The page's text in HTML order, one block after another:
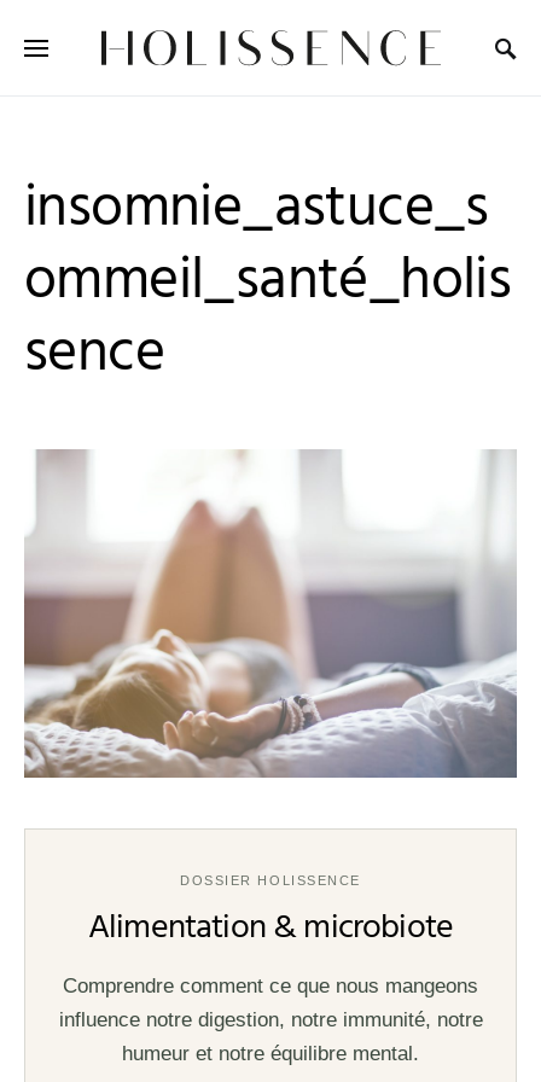
insomnie_astuce_s
ommeil_santé_holis
sence
DOSSIER HOLISSENCE
Alimentation & microbiote
Comprendre comment ce que nous mangeons
influence notre digestion, notre immunité, notre
humeur et notre équilibre mental.